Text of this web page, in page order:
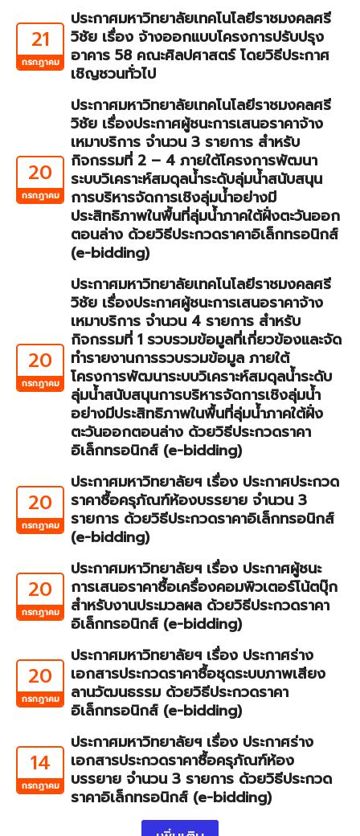
21
กรกฎาคม
ประกาศมหาวิทยาลัยเทคโนโลยีราชมงคลศรี
วิชัย เรื่อง จ้างออกแบบโครงการปรับปรุง
อาคาร 58 คณะศิลปศาสตร์ โดยวิธีประกาศ
เชิญชวนทั่วไป
20
กรกฎาคม
ประกาศมหาวิทยาลัยเทคโนโลยีราชมงคลศรี
วิชัย เรื่องประกาศผู้ชนะการเสนอราคาจ้าง
เหมาบริการ จำนวน 3 รายการ สำหรับ
กิจกรรมที่ 2 – 4 ภายใต้โครงการพัฒนา
ระบบวิเคราะห์สมดุลน้ำระดับลุ่มน้ำสนับสนุน
การบริหารจัดการเชิงลุ่มน้ำอย่างมี
ประสิทธิภาพในพื้นที่ลุ่มน้ำภาคใต้ฝั่งตะวันออก
ตอนล่าง ด้วยวิธีประกวดราคาอิเล็กทรอนิกส์
(e-bidding)
20
กรกฎาคม
ประกาศมหาวิทยาลัยเทคโนโลยีราชมงคลศรี
วิชัย เรื่องประกาศผู้ชนะการเสนอราคาจ้าง
เหมาบริการ จำนวน 4 รายการ สำหรับ
กิจกรรมที่ 1 รวบรวมข้อมูลที่เกี่ยวข้องและจัด
ทำรายงานการรวบรวมข้อมูล ภายใต้
โครงการพัฒนาระบบวิเคราะห์สมดุลน้ำระดับ
ลุ่มน้ำสนับสนุนการบริหารจัดการเชิงลุ่มน้ำ
อย่างมีประสิทธิภาพในพื้นที่ลุ่มน้ำภาคใต้ฝั่ง
ตะวันออกตอนล่าง ด้วยวิธีประกวดราคา
อิเล็กทรอนิกส์ (e-bidding)
20
กรกฎาคม
ประกาศมหาวิทยาลัยฯ เรื่อง ประกาศประกวด
ราคาซื้อครุภัณฑ์ห้องบรรยาย จำนวน 3
รายการ ด้วยวิธีประกวดราคาอิเล็กทรอนิกส์
(e-bidding)
20
กรกฎาคม
ประกาศมหาวิทยาลัยฯ เรื่อง ประกาศผู้ชนะ
การเสนอราคาซื้อเครื่องคอมพิวเตอร์โน้ตบุ๊ก
สำหรับงานประมวลผล ด้วยวิธีประกวดราคา
อิเล็กทรอนิกส์ (e-bidding)
20
กรกฎาคม
ประกาศมหาวิทยาลัยฯ เรื่อง ประกาศร่าง
เอกสารประกวดราคาซื้อชุดระบบภาพเสียง
ลานวัฒนธรรม ด้วยวิธีประกวดราคา
อิเล็กทรอนิกส์ (e-bidding)
14
กรกฎาคม
ประกาศมหาวิทยาลัยฯ เรื่อง ประกาศร่าง
เอกสารประกวดราคาซื้อครุภัณฑ์ห้อง
บรรยาย จำนวน 3 รายการ ด้วยวิธีประกวด
ราคาอิเล็กทรอนิกส์ (e-bidding)